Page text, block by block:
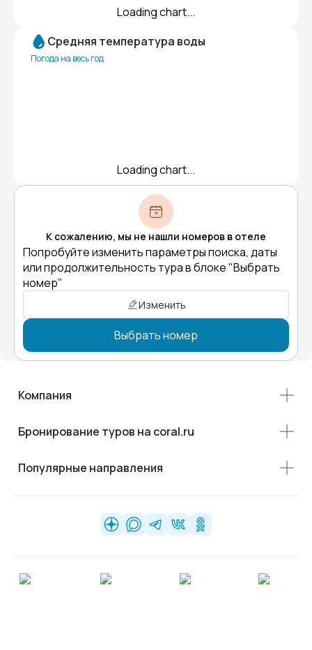
Loading chart...
Средняя температура воды
Погода на весь год
Loading chart...
К сожалению, мы не нашли номеров в отеле
Попробуйте изменить параметры поиска, даты
или продолжительность тура в блоке "Выбрать
номер"
Изменить
Выбрать номер
Компания
Бронирование туров на coral.ru
Популярные направления